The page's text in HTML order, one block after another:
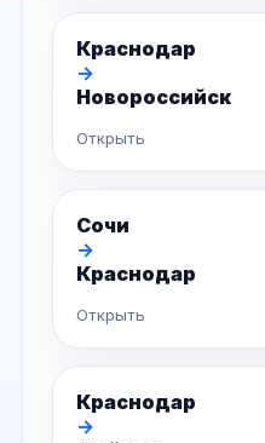
Краснодар
→
Новороссийск
Открыть
Сочи
→
Краснодар
Открыть
Краснодар
→